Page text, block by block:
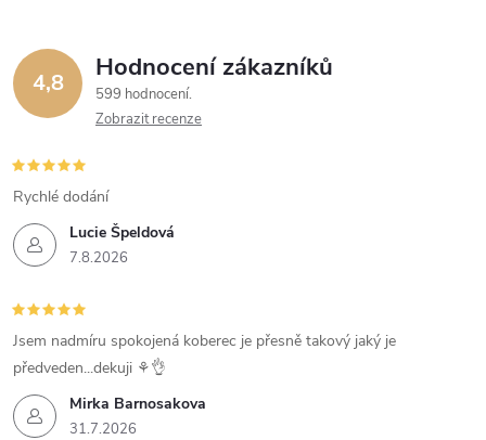
4,8 Hodnocení zákazníků
599 hodnocení
Zobrazit recenze
Lucie Špeldová
7.8.2026
Rychlé dodání
Mirka Barnosakova
31.7.2026
Jsem nadmíru spokojená koberec je přesně takový jaký je
předveden...dekuji ⚘️👌